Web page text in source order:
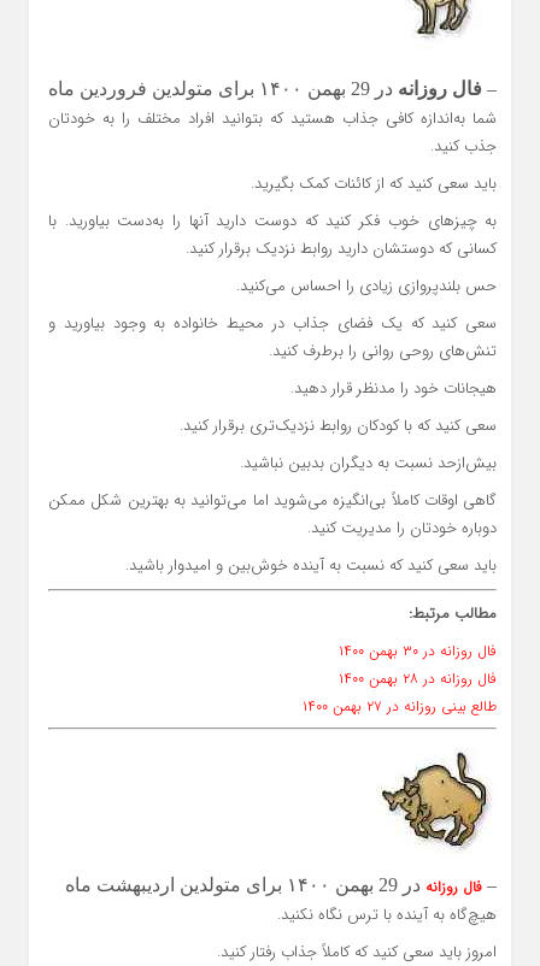
– فال روزانه در 29 بهمن ۱۴۰۰ برای متولدین فروردین ماه
شما به‌اندازه کافی جذاب هستید که بتوانید افراد مختلف را به خودتان
جذب کنید.
باید سعی کنید که از کائنات کمک بگیرید.
به چیزهای خوب فکر کنید که دوست دارید آنها را به‌دست بیاورید. با
کسانی که دوستشان دارید روابط نزدیک برقرار کنید.
حس بلندپروازی زیادی را احساس می‌کنید.
سعی کنید که یک فضای جذاب در محیط خانواده به وجود بیاورید و
تنش‌های روحی روانی را برطرف کنید.
هیجانات خود را مدنظر قرار دهید.
سعی کنید که با کودکان روابط نزدیک‌تری برقرار کنید.
بیش‌ازحد نسبت به دیگران بدبین نباشید.
گاهی اوقات کاملاً بی‌انگیزه می‌شوید اما می‌توانید به بهترین شکل ممکن
دوباره خودتان را مدیریت کنید.
باید سعی کنید که نسبت به آینده خوش‌بین و امیدوار باشید.
مطالب مرتبط:
فال روزانه در ۳۰ بهمن ۱۴۰۰
فال روزانه در ۲۸ بهمن ۱۴۰۰
طالع بینی روزانه در ۲۷ بهمن ۱۴۰۰
– فال روزانه در 29 بهمن ۱۴۰۰ برای متولدین اردیبهشت ماه
هیچ‌گاه به آینده با ترس نگاه نکنید.
امروز باید سعی کنید که کاملاً جذاب رفتار کنید.